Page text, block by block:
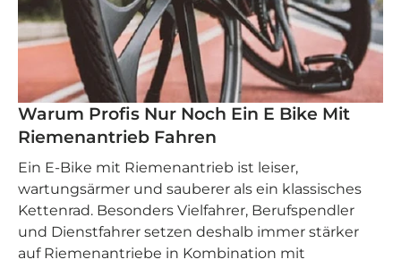
Warum Profis Nur Noch Ein E Bike Mit
Riemenantrieb Fahren
Ein E‑Bike mit Riemenantrieb ist leiser,
wartungsärmer und sauberer als ein klassisches
Kettenrad. Besonders Vielfahrer, Berufspendler
und Dienstfahrer setzen deshalb immer stärker
auf Riemenantriebe in Kombination mit